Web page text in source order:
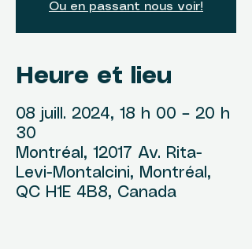
Ou en passant nous voir!
Heure et lieu
08 juill. 2024, 18 h 00 – 20 h
30
Montréal, 12017 Av. Rita-
Levi-Montalcini, Montréal,
QC H1E 4B8, Canada